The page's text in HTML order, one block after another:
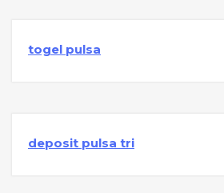
togel pulsa
deposit pulsa tri